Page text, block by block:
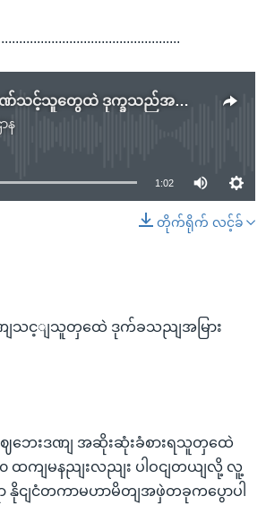
အိန္ဒိယမှာ ကိုဗစ်ဒဏ်သင့်သူတွေထဲ ဒုက္ခသည်အများအပြားပါဝင်
န
source currently available
1:02
တိုက်ရိုက် လင့်ခ်
သင့ျသူတှထေဲ ဒုက်ခသညျအမြား
ဈဘေးဒဏျ အဆိုးဆုံးခံစားရသူတှထေဲ
ထကျမနညျးလညျး ပါဝငျတယျလို့ လူ့
နိုငျငံတကာမဟာမိတျအဖှဲတခုကပွောပါ